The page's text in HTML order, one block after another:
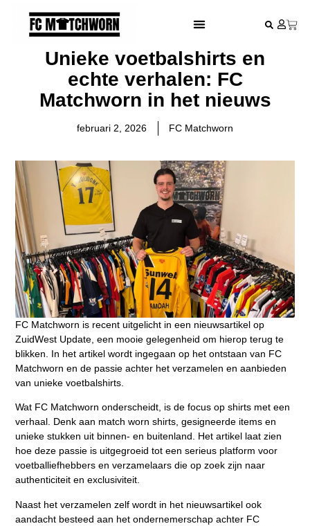
Unieke voetbalshirts en
echte verhalen: FC
Matchworn in het nieuws
februari 2, 2026 FC Matchworn
FC Matchworn is recent uitgelicht in een nieuwsartikel op
ZuidWest Update, een mooie gelegenheid om hierop terug te
blikken. In het artikel wordt ingegaan op het ontstaan van FC
Matchworn en de passie achter het verzamelen en aanbieden
van unieke voetbalshirts.
Wat FC Matchworn onderscheidt, is de focus op shirts met een
verhaal. Denk aan match worn shirts, gesigneerde items en
unieke stukken uit binnen- en buitenland. Het artikel laat zien
hoe deze passie is uitgegroeid tot een serieus platform voor
voetballiefhebbers en verzamelaars die op zoek zijn naar
authenticiteit en exclusiviteit.
Naast het verzamelen zelf wordt in het nieuwsartikel ook
aandacht besteed aan het ondernemerschap achter FC